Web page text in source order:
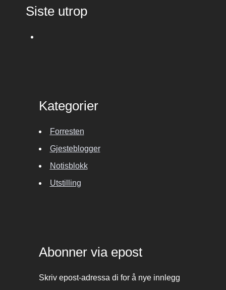
Siste utrop
Kategorier
Forresten
Gjesteblogger
Notisblokk
Utstilling
Abonner via epost
Skriv epost-adressa di for å nye innlegg